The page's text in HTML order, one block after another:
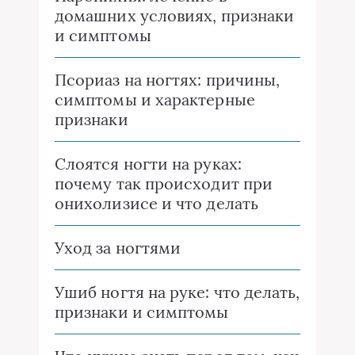
домашних условиях, признаки
и симптомы
Псориаз на ногтях: причины,
симптомы и характерные
признаки
Слоятся ногти на руках:
почему так происходит при
онихолизисе и что делать
Уход за ногтями
Ушиб ногтя на руке: что делать,
признаки и симптомы